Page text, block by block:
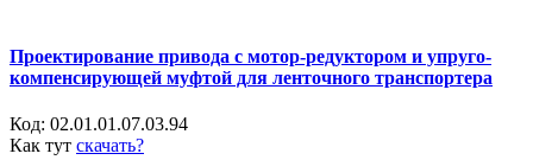
Проектирование привода с мотор-редуктором и упруго-
компенсирующей муфтой для ленточного транспортера
Код: 02.01.01.07.03.94
Как тут скачать?